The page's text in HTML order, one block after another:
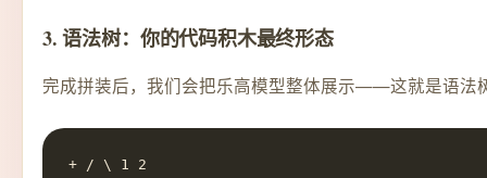
3. 语法树：你的代码积木最终形态
完成拼装后，我们会把乐高模型整体展示——这就是语法
+ / \ 1 2